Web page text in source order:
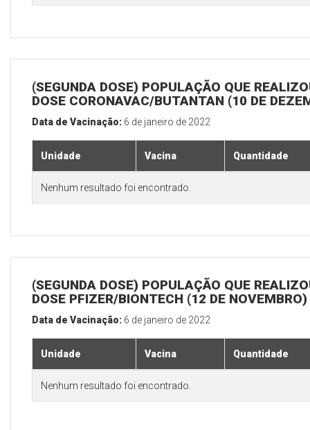
(SEGUNDA DOSE) POPULAÇÃO QUE
DOSE CORONAVAC/BUTANTAN (10 DE
Data de Vacinação: 6 de janeiro de 2022
Unidade Vacina Quantidade
Nenhum resultado foi encontrado.
(SEGUNDA DOSE) POPULAÇÃO QUE
DOSE PFIZER/BIONTECH (12 DE NOVEMBRO)
Data de Vacinação: 6 de janeiro de 2022
Unidade Vacina Quantidade
Nenhum resultado foi encontrado.